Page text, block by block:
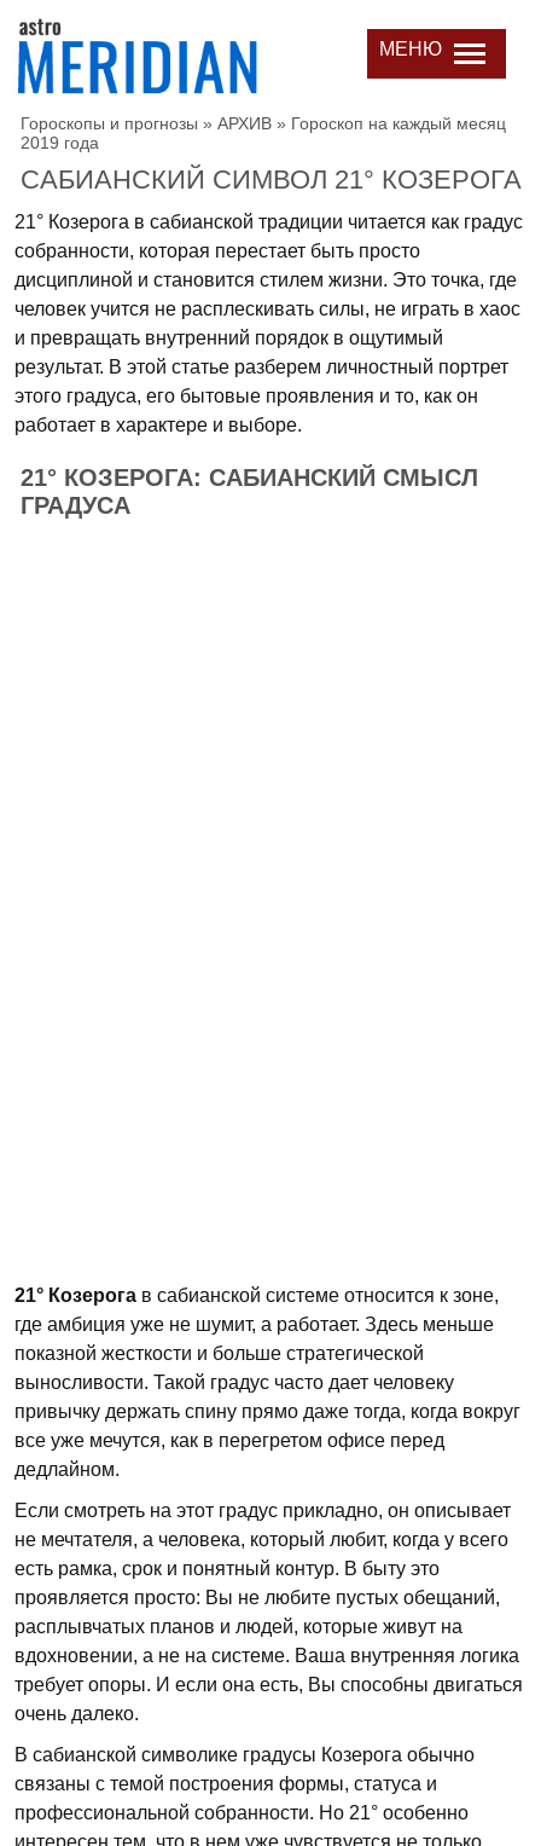
МЕНЮ
Гороскопы и прогнозы » АРХИВ » Гороскоп на каждый месяц
2019 года
САБИАНСКИЙ СИМВОЛ 21° КОЗЕРОГА
21° Козерога в сабианской традиции читается как градус
собранности, которая перестает быть просто
дисциплиной и становится стилем жизни. Это точка, где
человек учится не расплескивать силы, не играть в хаос
и превращать внутренний порядок в ощутимый
результат. В этой статье разберем личностный портрет
этого градуса, его бытовые проявления и то, как он
работает в характере и выборе.
21° КОЗЕРОГА: САБИАНСКИЙ СМЫСЛ
ГРАДУСА
21° Козерога в сабианской системе относится к зоне,
где амбиция уже не шумит, а работает. Здесь меньше
показной жесткости и больше стратегической
выносливости. Такой градус часто дает человеку
привычку держать спину прямо даже тогда, когда вокруг
все уже мечутся, как в перегретом офисе перед
дедлайном.
Если смотреть на этот градус прикладно, он описывает
не мечтателя, а человека, который любит, когда у всего
есть рамка, срок и понятный контур. В быту это
проявляется просто: Вы не любите пустых обещаний,
расплывчатых планов и людей, которые живут на
вдохновении, а не на системе. Ваша внутренняя логика
требует опоры. И если она есть, Вы способны двигаться
очень далеко.
В сабианской символике градусы Козерога обычно
связаны с темой построения формы, статуса и
профессиональной собранности. Но 21° особенно
интересен тем, что в нем уже чувствуется не только